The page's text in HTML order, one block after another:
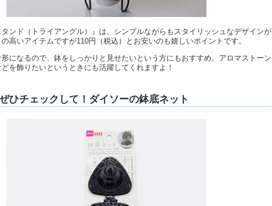
ンド（トライアングル）』は、シンプルながらもスタイリッシュなデザインが
高いアイテムですが110円（税込）とお安いのも嬉しいポイントです。
になるので、鉢をしっかりと見せたいという方にもおすすめ。アロマストーン
を飾りたいというときにも活躍してくれますよ！
ひチェックして！ダイソーの鉢底ネット